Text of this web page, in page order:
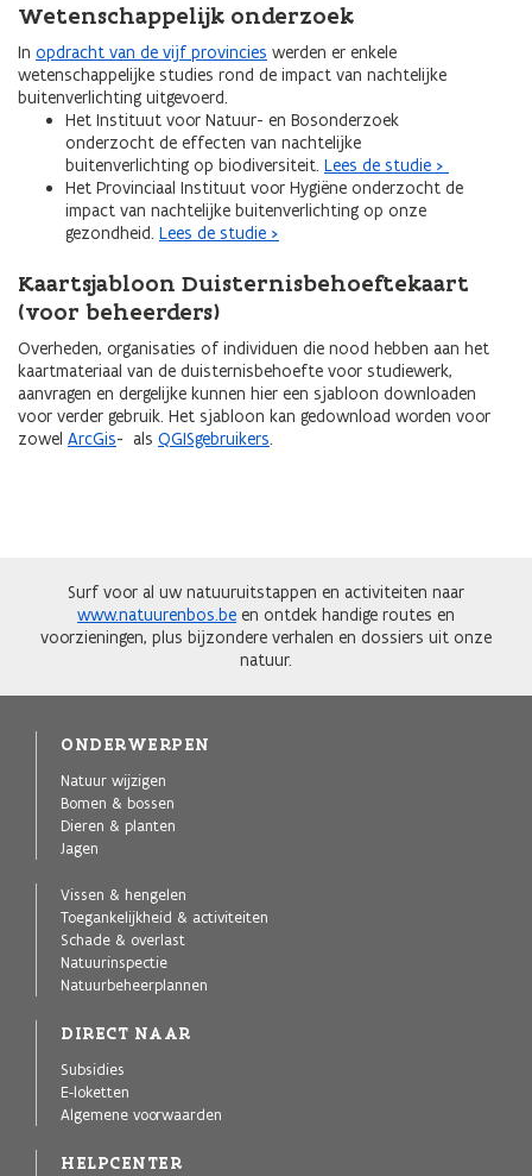
Wetenschappelijk onderzoek
In opdracht van de vijf provincies werden er enkele
wetenschappelijke studies rond de impact van nachtelijke
buitenverlichting uitgevoerd.
Het Instituut voor Natuur- en Bosonderzoek
onderzocht de effecten van nachtelijke
buitenverlichting op biodiversiteit. Lees de studie >
Het Provinciaal Instituut voor Hygiëne onderzocht de
impact van nachtelijke buitenverlichting op onze
gezondheid. Lees de studie >
Kaartsjabloon Duisternisbehoeftekaart
(voor beheerders)
Overheden, organisaties of individuen die nood hebben aan het
kaartmateriaal van de duisternisbehoefte voor studiewerk,
aanvragen en dergelijke kunnen hier een sjabloon downloaden
voor verder gebruik. Het sjabloon kan gedownload worden voor
zowel ArcGis- als QGISgebruikers.
Surf voor al uw natuuruitstappen en activiteiten naar
www.natuurenbos.be en ontdek handige routes en
voorzieningen, plus bijzondere verhalen en dossiers uit onze
natuur.
ONDERWERPEN
Natuur wijzigen
Bomen & bossen
Dieren & planten
Jagen
Vissen & hengelen
Toegankelijkheid & activiteiten
Schade & overlast
Natuurinspectie
Natuurbeheerplannen
DIRECT NAAR
Subsidies
E-loketten
Algemene voorwaarden
HELPCENTER